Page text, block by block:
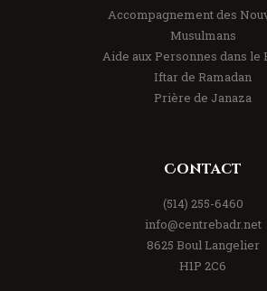
Accompagnement des
Musulmans
Aide aux Personnes dans le
Iftar de Ramadan
Prière de Janaza
Contact
(514) 255-6460
info@centrebadr.net
8625 Boul Langelier
H1P 2C6